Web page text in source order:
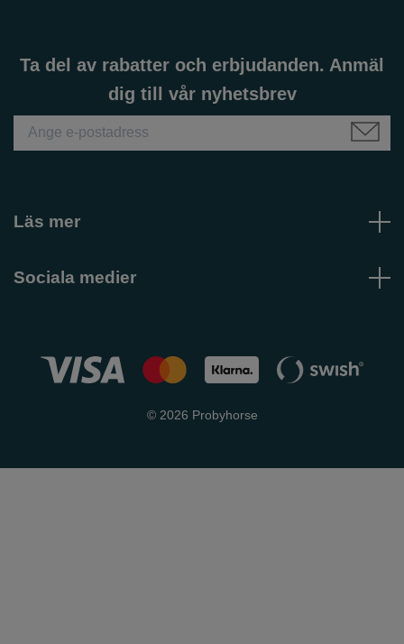
Ta del av rabatter och erbjudanden. Anmäl
dig till vår nyhetsbrev
Läs mer
Sociala medier
© 2026 Probyhorse